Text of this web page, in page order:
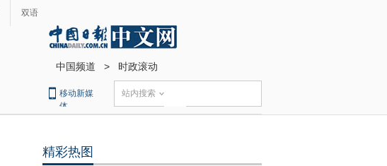
双语
中国频道 > 时政滚动
移动新媒
体
站内搜索
精彩热图
最